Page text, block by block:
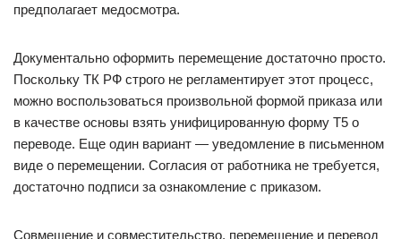
предполагает медосмотра.
Документально оформить перемещение достаточно просто.
Поскольку ТК РФ строго не регламентирует этот процесс,
можно воспользоваться произвольной формой приказа или
в качестве основы взять унифицированную форму Т5 о
переводе. Еще один вариант — уведомление в письменном
виде о перемещении. Согласия от работника не требуется,
достаточно подписи за ознакомление с приказом.
Совмещение и совместительство, перемещение и перевод